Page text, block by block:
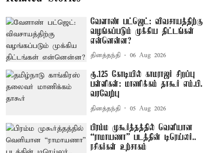
வேளாண் பட்ஜெட்: விவசாயத்திற்கு
வழங்கப்படும் முக்கிய திட்டங்கள்
என்னென்ன?
தினத்தந்தி 06 Aug 2026
ரூ.125 கோடியில் காமராஜர் சிறப்பு
பள்ளிகள்: மாணிக்கம் தாகூர் எம்.பி.
வரவேற்பு
தினத்தந்தி 05 Aug 2026
பிரம்ம முகூர்த்தத்தில் வெளியான
“ராமாயணா” படத்தின் டிரெய்லர்..
ரசிகர்கள் உற்சாகம்